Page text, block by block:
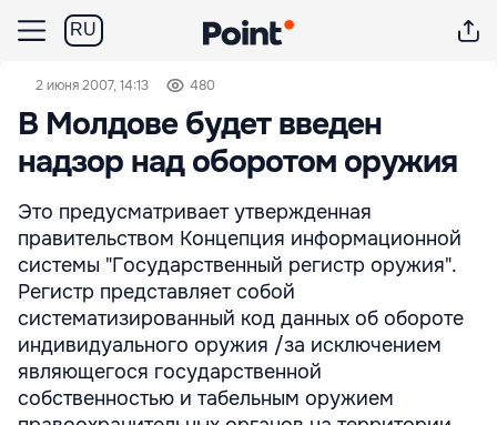
RU
2 июня 2007, 14:13 480
В Молдове будет введен
надзор над оборотом оружия
Это предусматривает утвержденная
правительством Концепция информационной
системы "Государственный регистр оружия".
Регистр представляет собой
систематизированный код данных об обороте
индивидуального оружия /за исключением
являющегося государственной
собственностью и табельным оружием